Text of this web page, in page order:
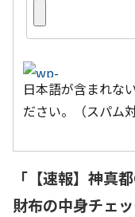
日本語が含まれな
ださい。（スパム対
「 【速報】神真
財布の中身チェ